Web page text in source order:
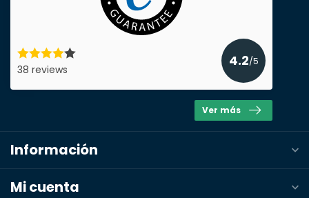
Enviar presupuesto
38 reviews
4.2/5
Ver más
Información
Mi cuenta